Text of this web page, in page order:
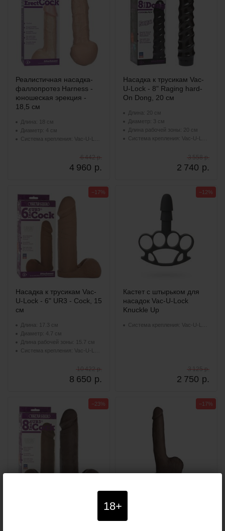
18+
Реалистичная насадка-
фаллопротез Harness -
юношеская эрекция -
18,5 см
Длина: 18 см
Диаметр: 4 см
Система крепления: Vac-U-Lock
4 960 р.
6 442 р.
Насадка к трусикам Vac-
U-Lock - 8" Raging hard-
On Dong, 20 см
Длина: 20 см
Диаметр: 3 см
Длина рабочей зоны: 20 см
Система крепления: Vac-U-Lock
2 740 р.
3 558 р.
Насадка к трусикам Vac-
U-Lock - 6" UR3 - Cock, 15
см
Длина: 17.3 см
Диаметр: 4.7 см
Длина рабочей зоны: 15.7 см
Система крепления: Vac-U-Lock
8 650 р.
10 422 р.
−17%
Кастет с штырьком для
насадок Vac-U-Lock
Knuckle Up
Система крепления: Vac-U-Lock
2 750 р.
3 125 р.
−12%
−23%
Piper - 25,4 см
−17%